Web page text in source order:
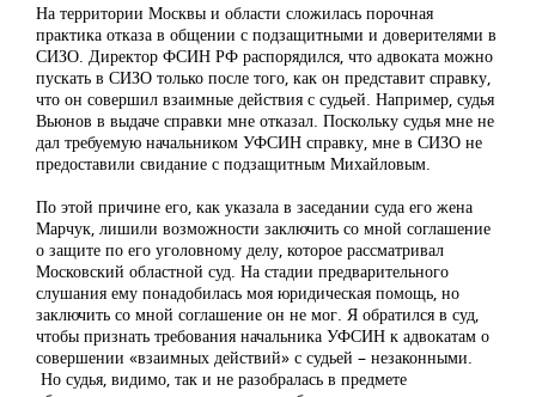
На территории Москвы и области сложилась порочная
практика отказа в общении с подзащитными и доверителями в
СИЗО. Директор ФСИН РФ распорядился, что адвоката можно
пускать в СИЗО только после того, как он представит справку,
что он совершил взаимные действия с судьей. Например, судья
Вьюнов в выдаче справки мне отказал. Поскольку судья мне не
дал требуемую начальником УФСИН справку, мне в СИЗО не
предоставили свидание с подзащитным Михайловым.
По этой причине его, как указала в заседании суда его жена
Марчук, лишили возможности заключить со мной соглашение
о защите по его уголовному делу, которое рассматривал
Московский областной суд. На стадии предварительного
слушания ему понадобилась моя юридическая помощь, но
заключить со мной соглашение он не мог. Я обратился в суд,
чтобы признать требования начальника УФСИН к адвокатам о
совершении «взаимных действий» с судьей – незаконными.
Но судья, видимо, так и не разобралась в предмете